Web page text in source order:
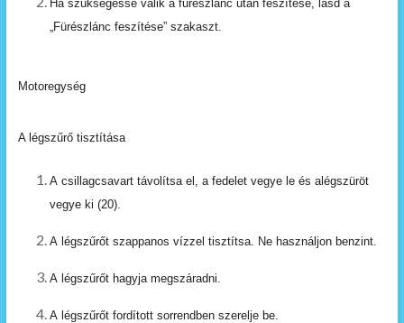
Ha szükségessé válik a fűrészlánc után feszítése,
lásd a
„Fürészlánc feszítése” szakaszt.
Motoregység
A légszűrő tisztítása
A csillagcsavart távolítsa el, a fedelet vegye le és alégszüröt
vegye ki (20).
A légszűrőt szappanos vízzel tisztítsa. Ne használjon benzint.
A légszűrőt hagyja megszáradni.
A légszűrőt fordított sorrendben szerelje be.